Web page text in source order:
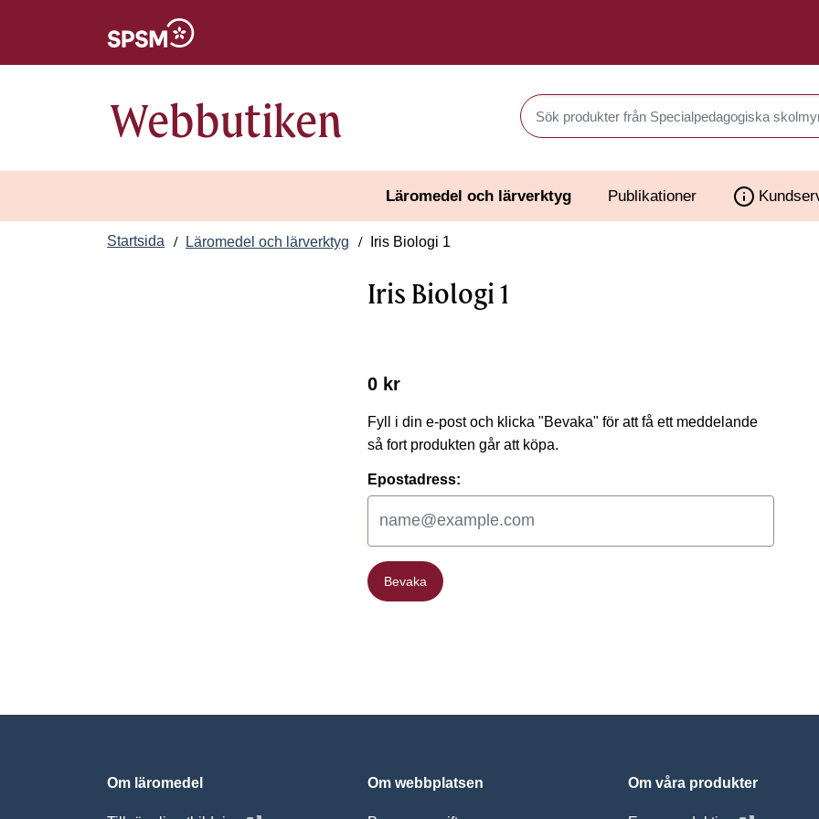
Webbutiken Sök produkter i Webbutiken
Läromedel och lärverktyg Publikationer
Startsida Läromedel och lärverktyg Iris Biologi 1
Iris Biologi 1
0 kr
Fyll i din e-post och klicka "Bevaka" för att få ett meddelande
så fort produkten går att köpa.
Epostadress:
Bevaka
Bevaka
Om läromedel Om webbplatsen Om våra produkter